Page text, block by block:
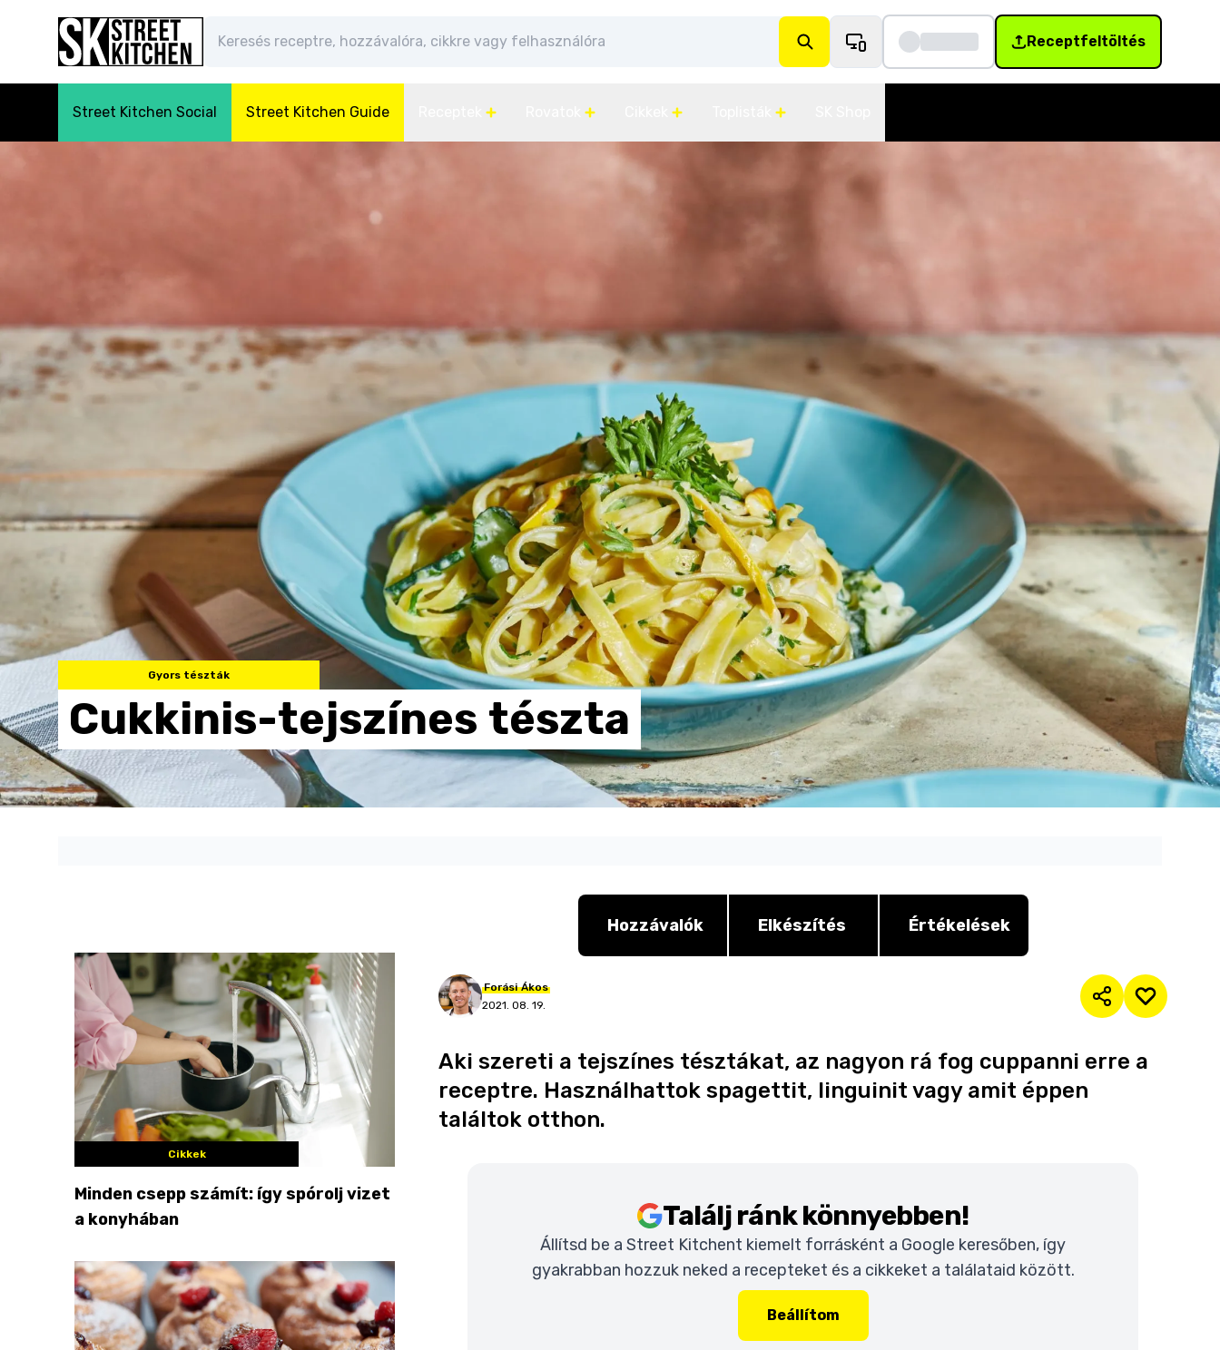
Receptfeltöltés
Street Kitchen Social Street Kitchen Guide
Gyors tészták
Cukkinis-tejszínes tészta
Cikkek
Minden csepp számít: így spórolj vizet
a konyhában
Hozzávalók Elkészítés Értékelések
Forási Ákos
2021. 08. 19.
Aki szereti a tejszínes tésztákat, az nagyon rá fog cuppanni erre a
receptre. Használhattok spagettit, linguinit vagy amit éppen
találtok otthon.
Találj ránk könnyebben!
Állítsd be a Street Kitchent kiemelt forrásként a Google keresőben, így
gyakrabban hozzuk neked a recepteket és a cikkeket a találataid között.
Beállítom